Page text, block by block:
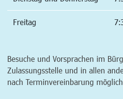
Freitag
Besuche und Vorsprachen im
Zulassungsstelle und in allen
nach Terminvereinbarung möglich.